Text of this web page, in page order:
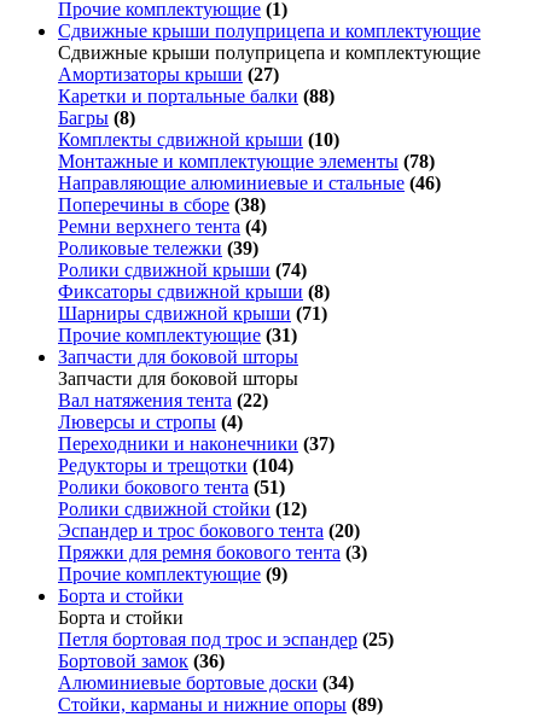
Прочие комплектующие (1)
Сдвижные крыши полуприцепа и комплектующие
Сдвижные крыши полуприцепа и комплектующие
Амортизаторы крыши (27)
Каретки и портальные балки (88)
Багры (8)
Комплекты сдвижной крыши (10)
Монтажные и комплектующие элементы (78)
Направляющие алюминиевые и стальные (46)
Поперечины в сборе (38)
Ремни верхнего тента (4)
Роликовые тележки (39)
Ролики сдвижной крыши (74)
Фиксаторы сдвижной крыши (8)
Шарниры сдвижной крыши (71)
Прочие комплектующие (31)
Запчасти для боковой шторы
Запчасти для боковой шторы
Вал натяжения тента (22)
Люверсы и стропы (4)
Переходники и наконечники (37)
Редукторы и трещотки (104)
Ролики бокового тента (51)
Ролики сдвижной стойки (12)
Эспандер и трос бокового тента (20)
Пряжки для ремня бокового тента (3)
Прочие комплектующие (9)
Борта и стойки
Борта и стойки
Петля бортовая под трос и эспандер (25)
Бортовой замок (36)
Алюминиевые бортовые доски (34)
Стойки, карманы и нижние опоры (89)